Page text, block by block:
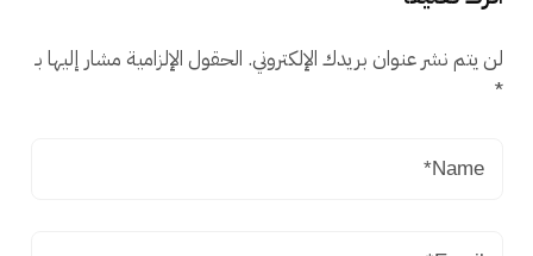
لن يتم نشر عنوان بريدك الإلكتروني. الحقول الإلزامية مشار إليها بـ
*